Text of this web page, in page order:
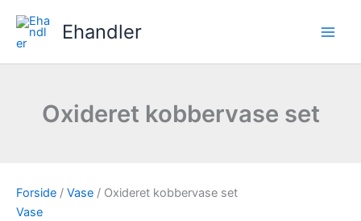
indholdet
Ehandler
Oxideret kobbervase set
Forside / Vase / Oxideret kobbervase set
Vase